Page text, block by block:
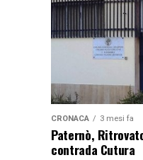
CRONACA 3 mesi fa
Paternò,
contrada Cutura